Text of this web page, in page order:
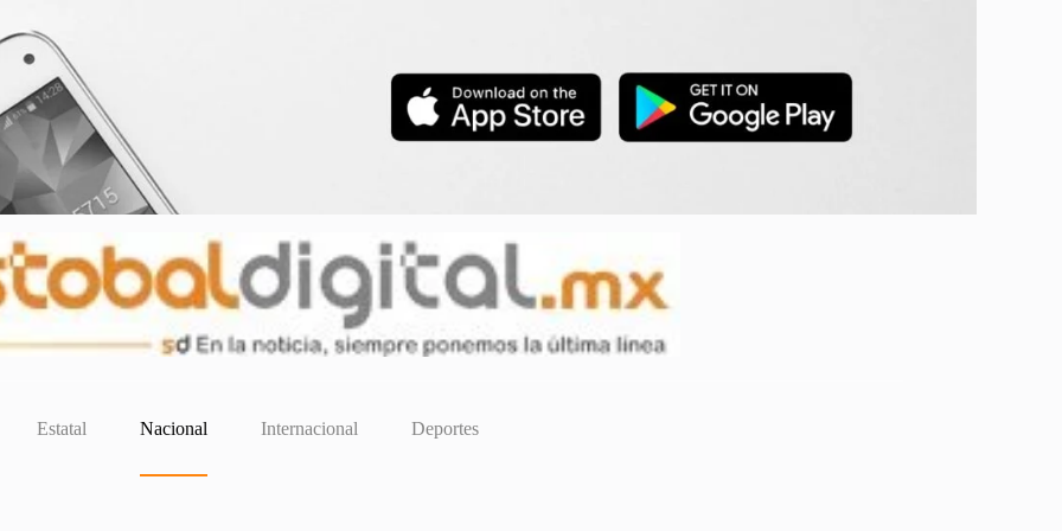
Estatal Nacional Internacional Deportes